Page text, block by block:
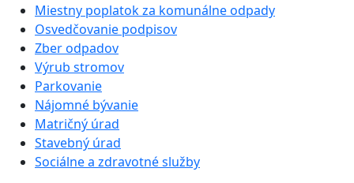
Miestny poplatok za komunálne odpady
Osvedčovanie podpisov
Zber odpadov
Výrub stromov
Parkovanie
Nájomné bývanie
Matričný úrad
Stavebný úrad
Sociálne a zdravotné služby